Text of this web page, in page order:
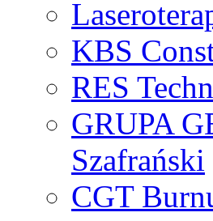
KBS
RES
GRUPA
Szafrański
CGT